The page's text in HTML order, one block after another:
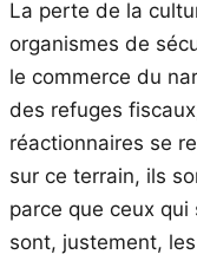
La perte de la
organismes de
le commerce du
des refuges
réactionnaires se
sur ce terrain, ils
parce que ceux
sont, justement,